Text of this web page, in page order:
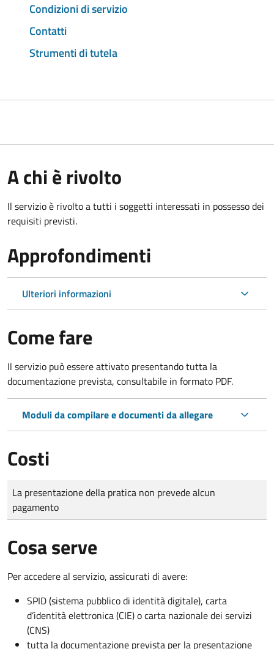
Condizioni di servizio
Contatti
Strumenti di tutela
A chi è rivolto
Il servizio è rivolto a tutti i soggetti interessati in possesso dei
requisiti previsti.
Approfondimenti
Ulteriori informazioni
Come fare
Il servizio può essere attivato presentando tutta la
documentazione prevista, consultabile in formato PDF.
Moduli da compilare e documenti da allegare
Costi
Tipo di pagamento
Importo
La presentazione della pratica non prevede alcun
pagamento
Cosa serve
Per accedere al servizio, assicurati di avere:
SPID (sistema pubblico di identità digitale), carta
d’identità elettronica (CIE) o carta nazionale dei servizi
(CNS)
tutta la documentazione prevista per la presentazione